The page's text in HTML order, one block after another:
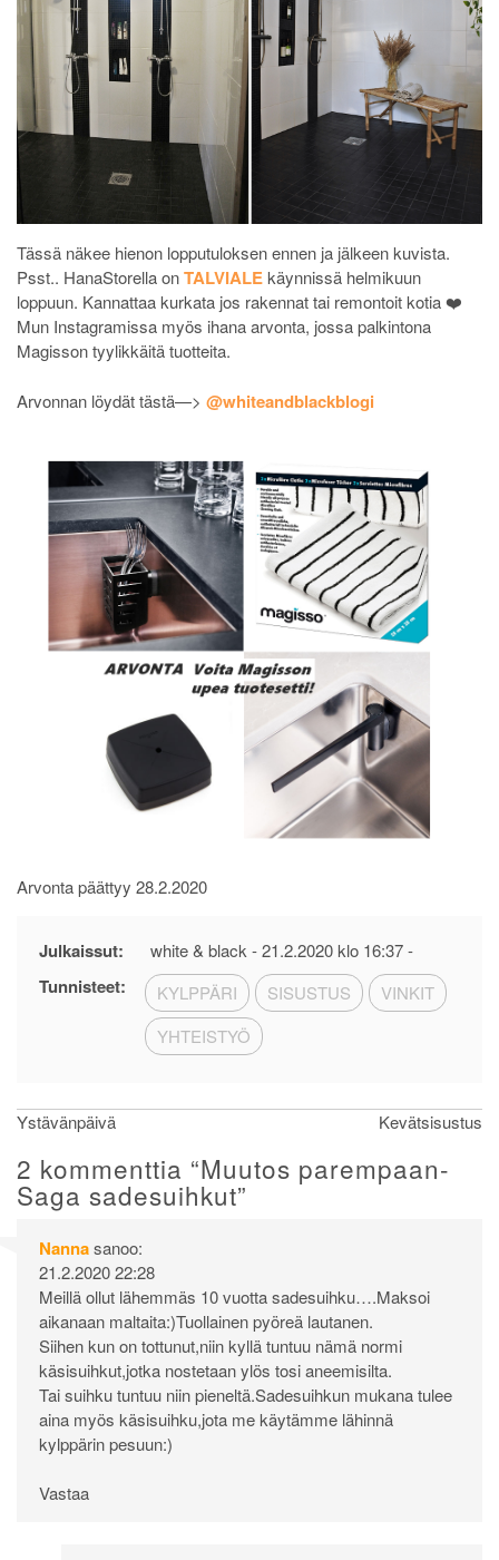
Tässä näkee hienon lopputuloksen ennen ja jälkeen kuvista.
Psst.. HanaStorella onTALVIALEkäynnissä helmikuun
loppuun. Kannattaa kurkata jos rakennat tai remontoit kotia ❤️
Mun Instagramissa myös ihana arvonta, jossa palkintona
Magisson tyylikkäitä tuotteita.
Arvonnan löydät tästä—> @whiteandblackblogi
Arvonta päättyy 28.2.2020
Julkaissut: white & black -21.2.2020 klo 16:37-
Tunnisteet: KYLPPÄRI SISUSTUS
VINKIT
YHTEISTYÖ
Artikkelien
selaus
Ystävänpäivä Kevätsisustus
2 kommenttia “Muutos parempaan-
Saga sadesuihkut”
Nannasanoo:
21.2.2020 22:28
Meillä ollut lähemmäs 10 vuotta sadesuihku….Maksoi
aikanaan maltaita:)Tuollainen pyöreä lautanen.
Siihen kun on tottunut,niin kyllä tuntuu nämä normi
käsisuihkut,jotka nostetaan ylös tosi aneemisilta.
Tai suihku tuntuu niin pieneltä.Sadesuihkun mukana tulee
aina myös käsisuihku,jota me käytämme lähinnä
kylppärin pesuun:)
Vastaa